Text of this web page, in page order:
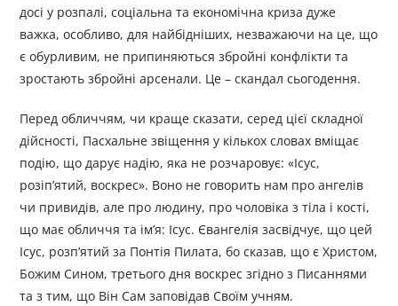
досі у розпалі, соціальна та економічна криза дуже
важка, особливо, для найбідніших, незважаючи на це, що
є обурливим, не припиняються збройні конфлікти та
зростають збройні арсенали. Це – скандал сьогодення.
Перед обличчям, чи краще сказати, серед цієї складної
дійсності, Пасхальне звіщення у кількох словах вміщає
подію, що дарує надію, яка не розчаровує: «Ісус,
розіп’ятий, воскрес». Воно не говорить нам про ангелів
чи привидів, але про людину, про чоловіка з тіла і кості,
що має обличчя та ім’я: Ісус. Євангелія засвідчує, що цей
Ісус, розп’ятий за Понтія Пилата, бо сказав, що є Христом,
Божим Сином, третього дня воскрес згідно з Писаннями
та з тим, що Він Сам заповідав Своїм учням.